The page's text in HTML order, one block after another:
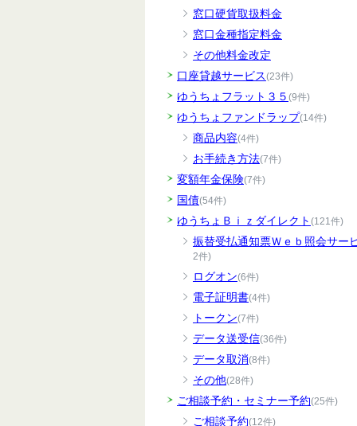
窓口硬貨取扱料金
窓口金種指定料金
その他料金改定
口座貸越サービス(23件)
ゆうちょフラット３５ (9件)
ゆうちょファンドラップ(14件)
商品内容(4件)
お手続き方法(7件)
変額年金保険(7件)
国債(54件)
ゆうちょＢｉｚダイレクト (121件)
振替受払通知票Ｗｅｂ照会サー
2件)
ログオン(6件)
電子証明書(4件)
トークン(7件)
データ送受信(36件)
データ取消(8件)
その他(28件)
ご相談予約・セミナー予約(25件)
ご相談予約(12件)